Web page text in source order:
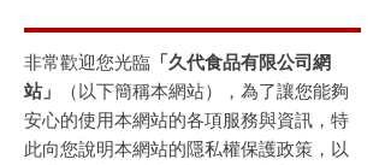
非常歡迎您光臨 「久代食品有限公司網
站」
（以下簡稱本網站），為了讓您能夠
安心的使用本網站的各項服務與資訊，特
此向您說明本網站的隱私權保護政策，以